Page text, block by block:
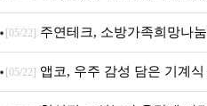
픈
[05/22] 주연테크, 소방가족희망나
니터·스마트 펫 침대 기부
[05/22] 앱코, 우주 감성 담은 기계